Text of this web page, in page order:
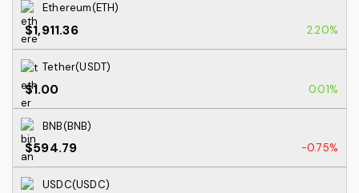
Ethereum(ETH)
$1,911.36 2.20%
Tether(USDT)
$1.00 0.01%
BNB(BNB)
$594.79 -0.75%
USDC(USDC)